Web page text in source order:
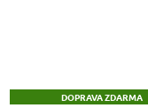
DOPRAVA ZDARMA